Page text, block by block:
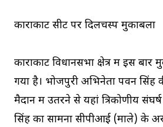
काराकाट सीट पर दिलचस्प मुकाबला
काराकाट विधानसभा क्षेत्र में इस
गया है। भोजपुरी अभिनेता पवन सिंह
मैदान में उतरने से यहां त्रिकोणीय
सिंह का सामना सीपीआई (माले) के